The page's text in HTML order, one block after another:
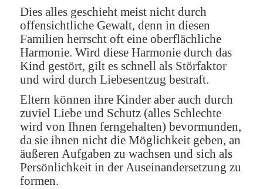
Dies alles geschieht meist nicht durch
offensichtliche Gewalt, denn in diesen
Familien herrscht oft eine oberflächliche
Harmonie. Wird diese Harmonie durch das
Kind gestört, gilt es schnell als Störfaktor
und wird durch Liebesentzug bestraft.
Eltern können ihre Kinder aber auch durch
zuviel Liebe und Schutz (alles Schlechte
wird von Ihnen ferngehalten) bevormunden,
da sie ihnen nicht die Möglichkeit geben, an
äußeren Aufgaben zu wachsen und sich als
Persönlichkeit in der Auseinandersetzung zu
formen.